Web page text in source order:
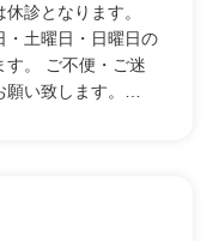
診となります。
・土曜日・日曜日の
す。 ご不便・ご迷
願い致します。…